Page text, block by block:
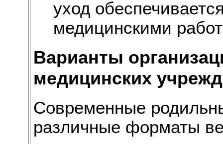
уход
медицинскими
Варианты
медицинских
Современные
различные форматы